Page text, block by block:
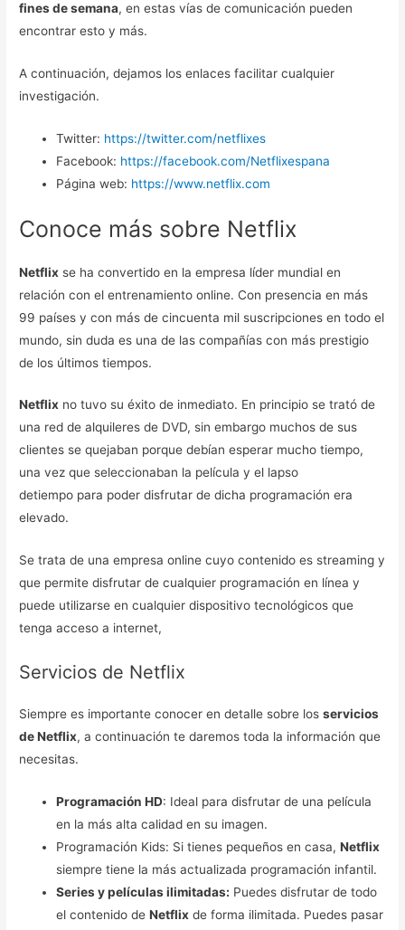
fines de semana, en estas vías de comunicación pueden
encontrar esto y más.
A continuación, dejamos los enlaces facilitar cualquier
investigación.
Twitter: https://twitter.com/netflixes
Facebook: https://facebook.com/Netflixespana
Página web: https://www.netflix.com
Conoce más sobre Netflix
Netflix se ha convertido en la empresa líder mundial en
relación con el entrenamiento online. Con presencia en más
99 países y con más de cincuenta mil suscripciones en todo el
mundo, sin duda es una de las compañías con más prestigio
de los últimos tiempos.
Netflix no tuvo su éxito de inmediato. En principio se trató de
una red de alquileres de DVD, sin embargo muchos de sus
clientes se quejaban porque debían esperar mucho tiempo,
una vez que seleccionaban la película y el lapso
detiempo para poder disfrutar de dicha programación era
elevado.
Se trata de una empresa online cuyo contenido es streaming y
que permite disfrutar de cualquier programación en línea y
puede utilizarse en cualquier dispositivo tecnológicos que
tenga acceso a internet,
Servicios de Netflix
Siempre es importante conocer en detalle sobre losservicios
de Netflix, a continuación te daremos toda la información que
necesitas.
Programación HD: Ideal para disfrutar de una película
en la más alta calidad en su imagen.
Programación Kids: Si tienes pequeños en casa,Netflix
siempre tiene la más actualizada programación infantil.
Series y películas ilimitadas: Puedes disfrutar de todo
el contenido deNetflix de forma ilimitada. Puedes pasar